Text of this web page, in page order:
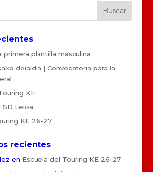
primera plantilla masculina
deialdia | Convocatoria para la
KE
SD Leioa
KE 26-27
recientes
en Escuela del Touring KE 26-27